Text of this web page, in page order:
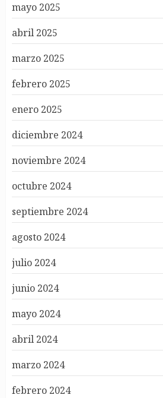
mayo 2025
abril 2025
marzo 2025
febrero 2025
enero 2025
diciembre 2024
noviembre 2024
octubre 2024
septiembre 2024
agosto 2024
julio 2024
junio 2024
mayo 2024
abril 2024
marzo 2024
febrero 2024